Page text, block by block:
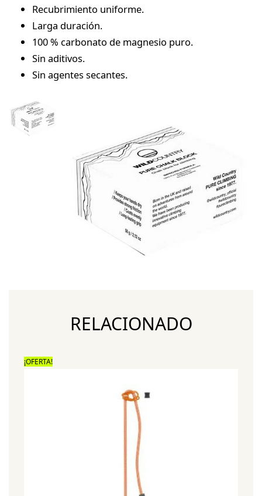
Recubrimiento uniforme.
Larga duración.
100 % carbonato de magnesio puro.
Sin aditivos.
Sin agentes secantes.
RELACIONADO
¡OFERTA!